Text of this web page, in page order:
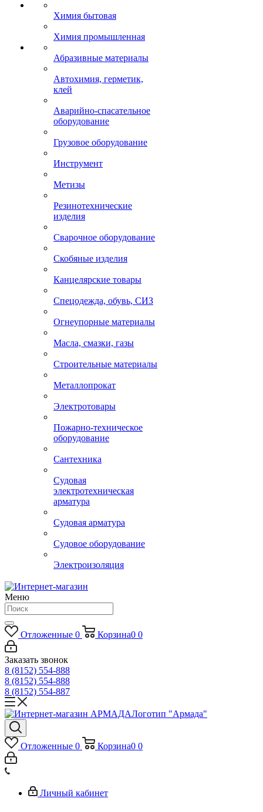
Химия бытовая
Химия промышленная
Абразивные материалы
Автохимия, герметик,
клей
Аварийно-спасательное
оборудование
Грузовое оборудование
Инструмент
Метизы
Резинотехнические
изделия
Сварочное оборудование
Скобяные изделия
Канцелярские товары
Спецодежда, обувь, СИЗ
Огнеупорные материалы
Масла, смазки, газы
Строительные материалы
Металлопрокат
Электротовары
Пожарно-техническое
оборудование
Сантехника
Судовая
электротехническая
арматура
Судовая арматура
Судовое оборудование
Электроизоляция
Меню
Отложенные 0 Корзина0 0
Заказать звонок
8 (8152) 554-888
8 (8152) 554-888
8 (8152) 554-887
Логотип "Армада"
Отложенные 0 Корзина0 0
Личный кабинет